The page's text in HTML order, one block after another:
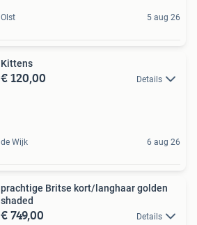
Olst 5 aug 26
Kittens
€ 120,00 Details
de Wijk 6 aug 26
prachtige Britse kort/langhaar golden
shaded
€ 749,00 Details